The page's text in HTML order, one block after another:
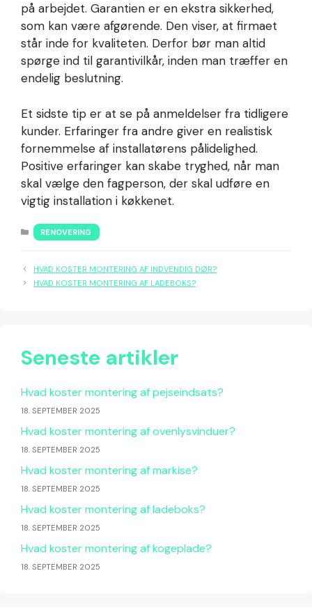
på arbejdet. Garantien er en ekstra sikkerhed,
som kan være afgørende. Den viser, at firmaet
står inde for kvaliteten. Derfor bør man altid
spørge ind til garantivilkår, inden man træffer en
endelig beslutning.
Et sidste tip er at se på anmeldelser fra tidligere
kunder. Erfaringer fra andre giver en realistisk
fornemmelse af installatørens pålidelighed.
Positive erfaringer kan skabe tryghed, når man
skal vælge den fagperson, der skal udføre en
vigtig installation i køkkenet.
KATEGORIER
RENOVERING
HVAD KOSTER MONTERING AF INDVENDIG DØR?
HVAD KOSTER MONTERING AF LADEBOKS?
Seneste artikler
Hvad koster montering af pejseindsats?
18. SEPTEMBER 2025
Hvad koster montering af ovenlysvinduer?
18. SEPTEMBER 2025
Hvad koster montering af markise?
18. SEPTEMBER 2025
Hvad koster montering af ladeboks?
18. SEPTEMBER 2025
Hvad koster montering af kogeplade?
18. SEPTEMBER 2025